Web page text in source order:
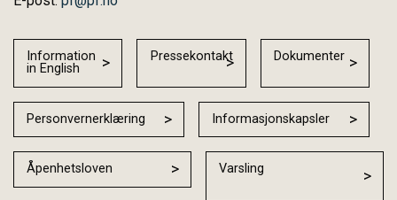
Information
in English
Pressekontakt Dokumenter
Personvernerklæring Informasjonskapsler
Åpenhetsloven Varsling